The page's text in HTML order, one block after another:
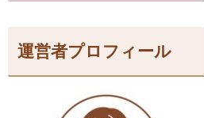
運営者プロフィール